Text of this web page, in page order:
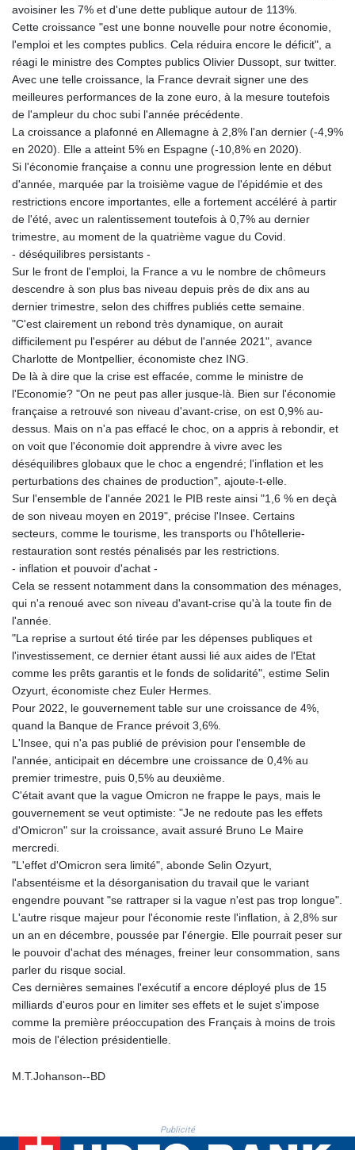
JMD 183.057725
JOD 0.819746
JPY 182.445186
KES 149.158147
KGS 101.104505
KHR 4681.941823
KMF 492.514185
KRW 1627.712241
KWD 0.356853
KYD 0.960588
KZT 540.233287
LAK 26025.676609
LBP
103223.017367
LRD 208.057415
LSL 18.726567
LTL 3.413768
LVL 0.699335
LYD 7.331909
MAD 10.743067
MDL 20.044751
MGA 4918.938878
MKD 61.524236
MMK 2427.596601
MNT 4159.0218
MOP 9.314584
MRU 46.338424
MUR 54.419742
MVR 17.862733
MWK 1998.775164
MXN 19.811945
MZN 73.882892
NAD 18.726567
NIO 42.419473
NOK 10.99759
NPR 175.501819
NZD 1.961547
OMR 0.442445
PAB 1.152686
PEN 3.903651
PGK 5.093937
PHP 70.183258
PKR 320.014324
PLN 4.299905
PYG 6853.914834
RON 5.244583
RSD 117.338542
RUB 94.679224
RWF 1694.978938
SAR 4.345489
SBD 9.325039
SDG 694.263698
SEK 10.961095
SGD 1.477661
SLE 28.445176
SVC 10.085875
SZL 18.722767
avoisiner les 7% et d'une dette publique autour de 113%.
Cette croissance "est une bonne nouvelle pour notre économie,
l'emploi et les comptes publics. Cela réduira encore le déficit", a
réagi le ministre des Comptes publics Olivier Dussopt, sur twitter.
Avec une telle croissance, la France devrait signer une des
meilleures performances de la zone euro, à la mesure toutefois
de l'ampleur du choc subi l'année précédente.
La croissance a plafonné en Allemagne à 2,8% l'an dernier (-4,9%
en 2020). Elle a atteint 5% en Espagne (-10,8% en 2020).
Si l'économie française a connu une progression lente en début
d'année, marquée par la troisième vague de l'épidémie et des
restrictions encore importantes, elle a fortement accéléré à partir
de l'été, avec un ralentissement toutefois à 0,7% au dernier
trimestre, au moment de la quatrième vague du Covid.
- déséquilibres persistants -
Sur le front de l'emploi, la France a vu le nombre de chômeurs
descendre à son plus bas niveau depuis près de dix ans au
dernier trimestre, selon des chiffres publiés cette semaine.
"C'est clairement un rebond très dynamique, on aurait
difficilement pu l'espérer au début de l'année 2021", avance
Charlotte de Montpellier, économiste chez ING.
De là à dire que la crise est effacée, comme le ministre de
l'Economie? "On ne peut pas aller jusque-là. Bien sur l'économie
française a retrouvé son niveau d'avant-crise, on est 0,9% au-
dessus. Mais on n'a pas effacé le choc, on a appris à rebondir, et
on voit que l'économie doit apprendre à vivre avec les
déséquilibres globaux que le choc a engendré; l'inflation et les
perturbations des chaines de production", ajoute-t-elle.
Sur l'ensemble de l'année 2021 le PIB reste ainsi "1,6 % en deçà
de son niveau moyen en 2019", précise l'Insee. Certains
secteurs, comme le tourisme, les transports ou l'hôtellerie-
restauration sont restés pénalisés par les restrictions.
- inflation et pouvoir d'achat -
Cela se ressent notamment dans la consommation des ménages,
qui n'a renoué avec son niveau d'avant-crise qu'à la toute fin de
l'année.
"La reprise a surtout été tirée par les dépenses publiques et
l'investissement, ce dernier étant aussi lié aux aides de l'Etat
comme les prêts garantis et le fonds de solidarité", estime Selin
Ozyurt, économiste chez Euler Hermes.
Pour 2022, le gouvernement table sur une croissance de 4%,
quand la Banque de France prévoit 3,6%.
L'Insee, qui n'a pas publié de prévision pour l'ensemble de
l'année, anticipait en décembre une croissance de 0,4% au
premier trimestre, puis 0,5% au deuxième.
C'était avant que la vague Omicron ne frappe le pays, mais le
gouvernement se veut optimiste: "Je ne redoute pas les effets
d'Omicron" sur la croissance, avait assuré Bruno Le Maire
mercredi.
"L'effet d'Omicron sera limité", abonde Selin Ozyurt,
l'absentéisme et la désorganisation du travail que le variant
engendre pouvant "se rattraper si la vague n'est pas trop longue".
L'autre risque majeur pour l'économie reste l'inflation, à 2,8% sur
un an en décembre, poussée par l'énergie. Elle pourrait peser sur
le pouvoir d'achat des ménages, freiner leur consommation, sans
parler du risque social.
Ces dernières semaines l'exécutif a encore déployé plus de 15
milliards d'euros pour en limiter ses effets et le sujet s'impose
comme la première préoccupation des Français à moins de trois
mois de l'élection présidentielle.
M.T.Johanson--BD
Publicité